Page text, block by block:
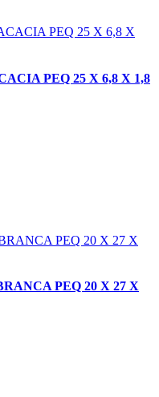
PEQ 25 X 6,8 X 1,8
PEQ 20 X 27 X